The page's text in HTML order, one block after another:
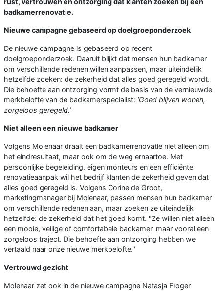
rust, vertrouwen en ontzorging dat klanten zoeken bij een
badkamerrenovatie.
Nieuwe campagne gebaseerd op doelgroeponderzoek
De nieuwe campagne is gebaseerd op recent
doelgroeponderzoek. Daaruit blijkt dat mensen hun badkamer
om verschillende redenen willen aanpassen, maar uiteindelijk
hetzelfde zoeken: de zekerheid dat alles goed geregeld wordt.
Die behoefte aan ontzorging vormt de basis van de vernieuwde
merkbelofte van de badkamerspecialist: ‘Goed blijven wonen,
zorgeloos geregeld.’
Niet alleen een nieuwe badkamer
Volgens Molenaar draait een badkamerrenovatie niet alleen om
het eindresultaat, maar ook om de weg ernaartoe. Met
persoonlijke begeleiding, eigen monteurs en een efficiënte
renovatieaanpak wil het bedrijf klanten de zekerheid geven dat
alles goed geregeld is. Volgens Corine de Groot,
marketingmanager bij Molenaar, passen mensen hun badkamer
om verschillende redenen aan, maar zoeken ze uiteindelijk
hetzelfde: de zekerheid dat het goed komt. "Ze willen niet alleen
een mooie, veilige of comfortabele badkamer, maar vooral een
zorgeloos traject. Die behoefte aan ontzorging hebben we
vertaald naar onze nieuwe merkbelofte."
Vertrouwd gezicht
Molenaar zet ook in de nieuwe campagne Natasja Froger